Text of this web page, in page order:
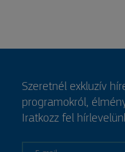
Szeretnél exkluzív
programokról,
Iratkozz fel